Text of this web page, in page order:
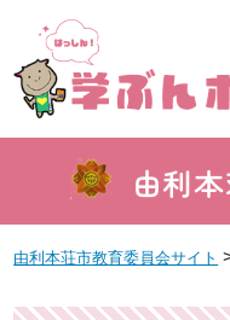
由利
由利本荘市教育委員会サイト